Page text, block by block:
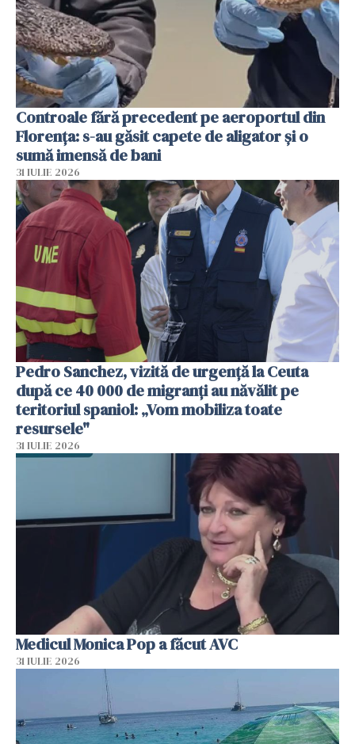
Controale fără precedent pe aeroportul din
Florența: s-au găsit capete de aligator și o
sumă imensă de bani
31 IULIE 2026
Pedro Sanchez, vizită de urgență la Ceuta
după ce 40 000 de migranți au năvălit pe
teritoriul spaniol: „Vom mobiliza toate
resursele"
31 IULIE 2026
Medicul Monica Pop a făcut AVC
31 IULIE 2026